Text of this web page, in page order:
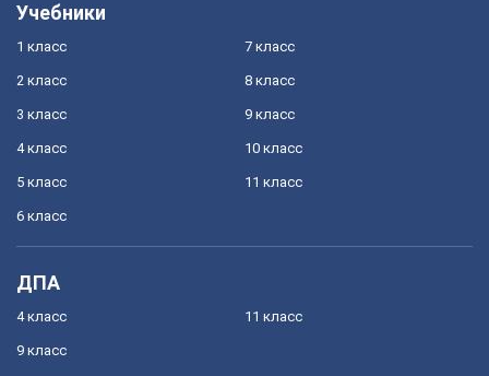
Учебники
1 класс
2 класс
3 класс
4 класс
5 класс
6 класс
7 класс
8 класс
9 класс
10 класс
11 класс
ДПА
4 класс
9 класс
11 класс